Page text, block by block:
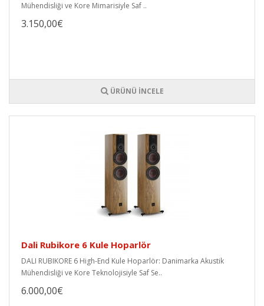
Mühendisliği ve Kore Mimarisiyle Saf ..
3.150,00€
ÜRÜNÜ İNCELE
Dali Rubikore 6 Kule Hoparlör
DALI RUBIKORE 6 High-End Kule Hoparlör: Danimarka Akustik
Mühendisliği ve Kore Teknolojisiyle Saf Se..
6.000,00€